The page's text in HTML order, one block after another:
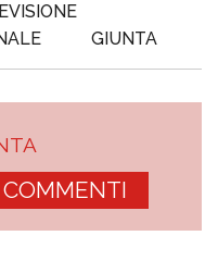
GIUNTA